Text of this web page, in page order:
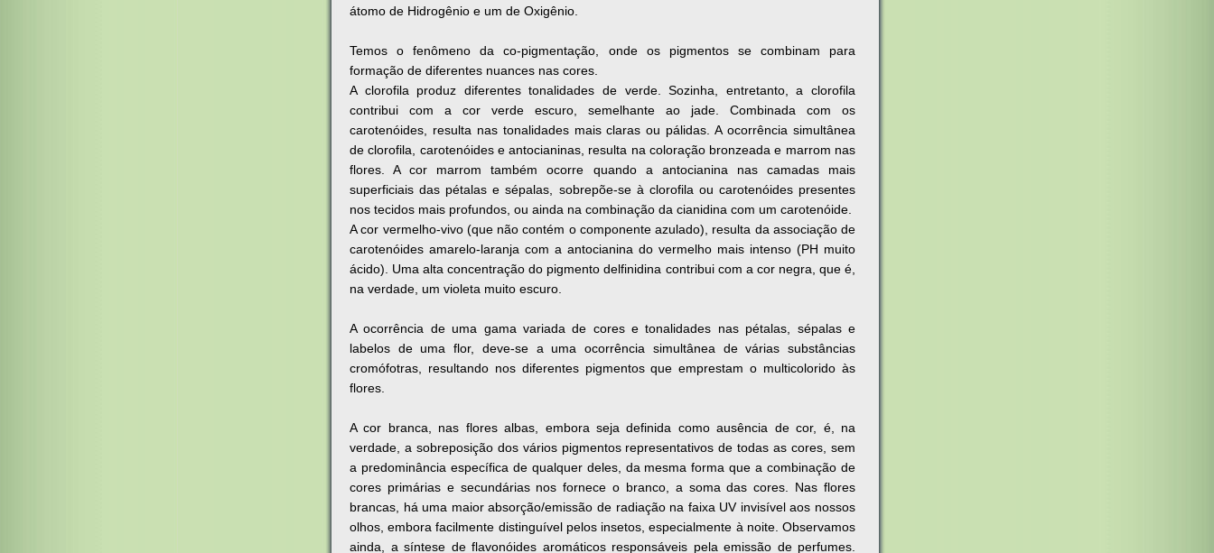
átomo de Hidrogênio e um de Oxigênio.
Temos o fenômeno da co-pigmentação, onde os pigmentos se combinam para
formação de diferentes nuances nas cores.
A clorofila produz diferentes tonalidades de verde. Sozinha, entretanto, a clorofila
contribui com a cor verde escuro, semelhante ao jade. Combinada com os
carotenóides, resulta nas tonalidades mais claras ou pálidas. A ocorrência simultânea
de clorofila, carotenóides e antocianinas, resulta na coloração bronzeada e marrom nas
flores. A cor marrom também ocorre quando a antocianina nas camadas mais
superficiais das pétalas e sépalas, sobrepõe-se à clorofila ou carotenóides presentes
nos tecidos mais profundos, ou ainda na combinação da cianidina com um carotenóide.
A cor vermelho-vivo (que não contém o componente azulado), resulta da associação de
carotenóides amarelo-laranja com a antocianina do vermelho mais intenso (PH muito
ácido). Uma alta concentração do pigmento delfinidina contribui com a cor negra, que é,
na verdade, um violeta muito escuro.
A ocorrência de uma gama variada de cores e tonalidades nas pétalas, sépalas e
labelos de uma flor, deve-se a uma ocorrência simultânea de várias substâncias
cromófotras, resultando nos diferentes pigmentos que emprestam o multicolorido às
flores.
A cor branca, nas flores albas, embora seja definida como ausência de cor, é, na
verdade, a sobreposição dos vários pigmentos representativos de todas as cores, sem
a predominância específica de qualquer deles, da mesma forma que a combinação de
cores primárias e secundárias nos fornece o branco, a soma das cores. Nas flores
brancas, há uma maior absorção/emissão de radiação na faixa UV invisível aos nossos
olhos, embora facilmente distinguível pelos insetos, especialmente à noite. Observamos
ainda, a síntese de flavonóides aromáticos responsáveis pela emissão de perfumes.